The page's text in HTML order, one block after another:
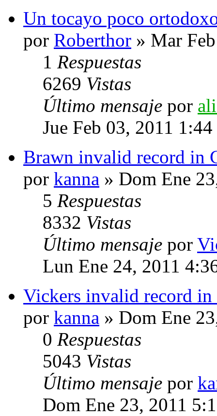
Un tocayo poco
por Roberthor » Mar
1 Respuestas
6269 Vistas
Último mensaje por
Jue Feb 03, 2011 1:44
Brawn invalid record in
por kanna » Dom Ene
5 Respuestas
8332 Vistas
Último mensaje por
Lun Ene 24, 2011
Vickers invalid record in
por kanna » Dom Ene
0 Respuestas
5043 Vistas
Último mensaje por
Dom Ene 23, 2011